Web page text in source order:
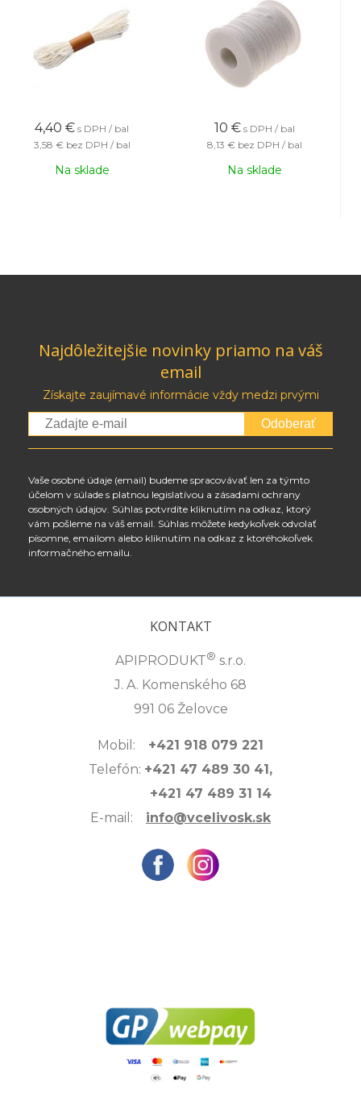
4,40 € s DPH / bal
3,58 € bez DPH / bal
Na sklade
10 € s DPH / bal
8,13 € bez DPH / bal
Na sklade
Najdôležitejšie novinky priamo na váš
email
Získajte zaujímavé informácie vždy medzi prvými
Odoberať
Vaše osobné údaje (email) budeme spracovávať len za týmto
účelom v súlade s platnou legislatívou a zásadami ochrany
osobných údajov. Súhlas potvrdíte kliknutím na odkaz, ktorý
vám pošleme na váš email. Súhlas môžete kedykoľvek odvolať
písomne, emailom alebo kliknutím na odkaz z ktoréhokoľvek
informačného emailu.
KONTAKT
APIPRODUKT® s.r.o.
J. A. Komenského 68
991 06 Želovce
Mobil: +421 918 079 221
Telefón: +421 47 489 30 41,
+421 47 489 31 14
E-mail: info@vcelivosk.sk